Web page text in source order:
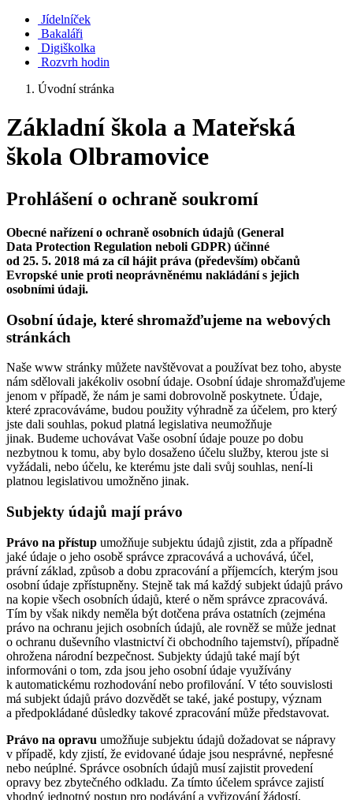
Jídelníček
Bakaláři
Digiškolka
Rozvrh hodin
Úvodní stránka
Základní škola a Mateřská
škola Olbramovice
Prohlášení o ochraně soukromí
Obecné nařízení o ochraně osobních údajů (General
Data Protection Regulation neboli GDPR) účinné
od 25. 5. 2018 má za cíl hájit práva (především) občanů
Evropské unie proti neoprávněnému nakládání s jejich
osobními údaji.
Osobní údaje, které shromažďujeme na webových
stránkách
Naše www stránky můžete navštěvovat a používat bez toho, abyste
nám sdělovali jakékoliv osobní údaje. Osobní údaje shromažďujeme
jenom v případě, že nám je sami dobrovolně poskytnete. Údaje,
které zpracováváme, budou použity výhradně za účelem, pro který
jste dali souhlas, pokud platná legislativa neumožňuje
jinak. Budeme uchovávat Vaše osobní údaje pouze po dobu
nezbytnou k tomu, aby bylo dosaženo účelu služby, kterou jste si
vyžádali, nebo účelu, ke kterému jste dali svůj souhlas, není-li
platnou legislativou umožněno jinak.
Subjekty údajů mají právo
Právo na přístup umožňuje subjektu údajů zjistit, zda a případně
jaké údaje o jeho osobě správce zpracovává a uchovává, účel,
právní základ, způsob a dobu zpracování a příjemcích, kterým jsou
osobní údaje zpřístupněny. Stejně tak má každý subjekt údajů právo
na kopie všech osobních údajů, které o něm správce zpracovává.
Tím by však nikdy neměla být dotčena práva ostatních (zejména
právo na ochranu jejich osobních údajů, ale rovněž se může jednat
o ochranu duševního vlastnictví či obchodního tajemství), případně
ohrožena národní bezpečnost. Subjekty údajů také mají být
informováni o tom, zda jsou jeho osobní údaje využívány
k automatickému rozhodování nebo profilování. V této souvislosti
má subjekt údajů právo dozvědět se také, jaké postupy, význam
a předpokládané důsledky takové zpracování může představovat.
Právo na opravu umožňuje subjektu údajů dožadovat se nápravy
v případě, kdy zjistí, že evidované údaje jsou nesprávné, nepřesné
nebo neúplné. Správce osobních údajů musí zajistit provedení
opravy bez zbytečného odkladu. Za tímto účelem správce zajistí
vhodný jednotný postup pro podávání a vyřizování žádostí,